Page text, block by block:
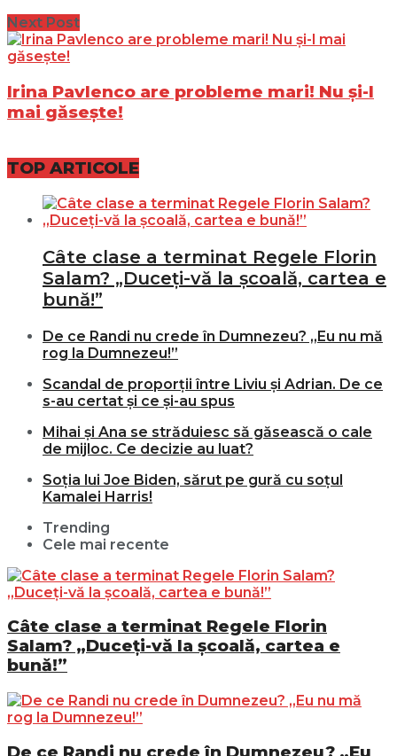
Next Post
Irina Pavlenco are probleme mari! Nu și-l
mai găsește!
TOP ARTICOLE
Câte clase a terminat Regele Florin
Salam? „Duceți-vă la școală, cartea e
bună!”
De ce Randi nu crede în Dumnezeu? „Eu nu mă
rog la Dumnezeu!”
Scandal de proporții între Liviu și Adrian. De ce
s-au certat și ce și-au spus
Mihai și Ana se străduiesc să găsească o cale
de mijloc. Ce decizie au luat?
Soția lui Joe Biden, sărut pe gură cu soțul
Kamalei Harris!
Trending
Cele mai recente
Câte clase a terminat Regele Florin
Salam? „Duceți-vă la școală, cartea e
bună!”
De ce Randi nu crede în Dumnezeu? „Eu